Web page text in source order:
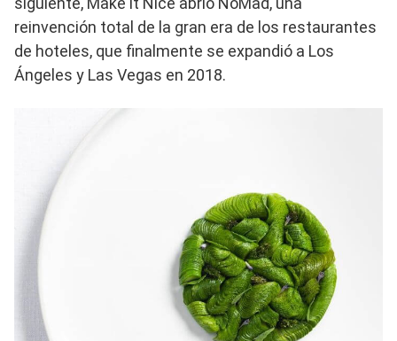
reinvención total de la gran era de los restaurantes
de hoteles, que finalmente se expandió a Los
Ángeles y Las Vegas en 2018.